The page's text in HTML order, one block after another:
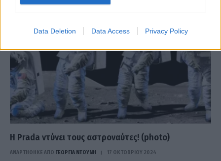
Data Deletion Data Access Privacy Policy
Η Prada ντύνει τους αστροναύτες! (photo)
ΑΝΑΡΤΗΘΗΚΕ ΑΠΟ ΓΕΩΡΓΊΑ ΝΤΟΎΝΗ 17 ΟΚΤΩΒΡΊΟΥ 2024